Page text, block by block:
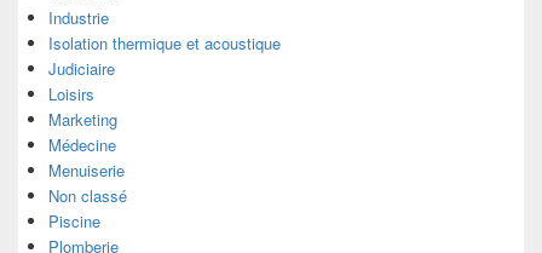
Industrie
Isolation thermique et acoustique
Judiciaire
Loisirs
Marketing
Médecine
Menuiserie
Non classé
Piscine
Plomberie